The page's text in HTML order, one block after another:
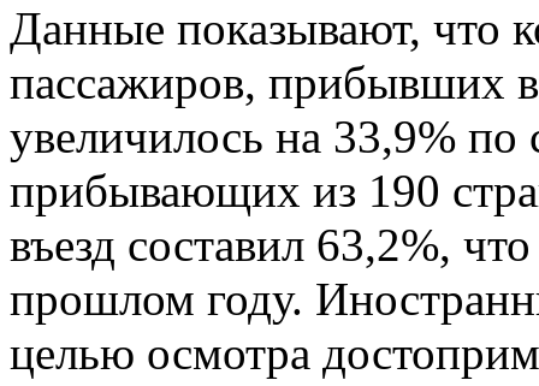
Данные показывают, что
пассажиров, прибывших в
увеличилось на 33,9%
прибывающих из 190
въезд составил 63,2%,
прошлом году.
целью осмотра